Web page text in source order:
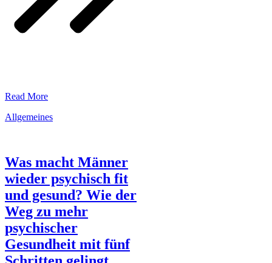
​Read More
Allgemeines
Was macht Männer
wieder psychisch fit
und gesund? Wie der
Weg zu mehr
psychischer
Gesundheit mit fünf